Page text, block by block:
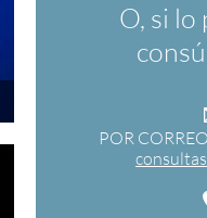
O, si lo
POR